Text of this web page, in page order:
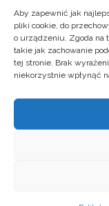
Aby zapewnić jak
pliki cookie, do
o urządzeniu. Zgoda na
takie jak zachowanie
tej stronie. Brak
niekorzystnie wpłynąć